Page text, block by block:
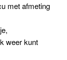
met afmeting
weer kunt